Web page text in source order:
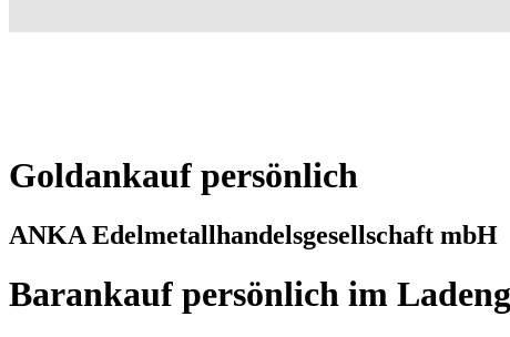
Goldankauf persönlich
ANKA Edelmetallhandelsgesellschaft mbH
Barankauf persönlich im